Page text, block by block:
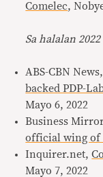
Comelec,
Sa halalan 2022
ABS-CBN
backed PDP-
Mayo 6, 2022
Business
official wing of
Inquirer.net,
Mayo 7, 2022